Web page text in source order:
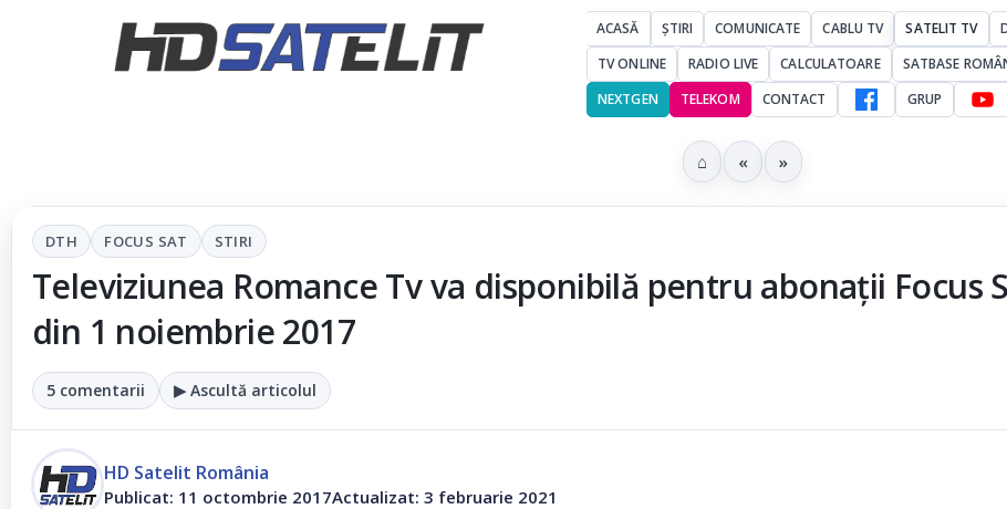
ACASĂ ȘTIRI COMUNICATE CABLU TV SATELIT TV
TV ONLINE
RADIO LIVE CALCULATOARE SATBASE
NEXTGEN
TELEKOM CONTACT GRUP
⌂ « »
DTH FOCUS SAT STIRI
Televiziunea Romance Tv va disponibilă pentru abonații Focus
din 1 noiembrie 2017
5 comentarii ▶ Ascultă articolul
HD Satelit România
Publicat: 11 octombrie 2017Actualizat: 3 februarie 2021